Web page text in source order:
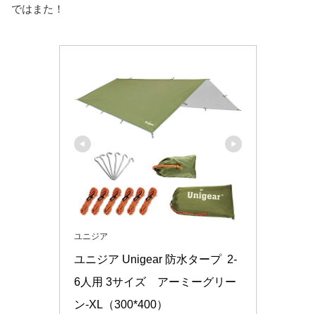
ではまた！
ユニジア
ユニジア Unigear 防水タープ  2-
6人用 3サイズ　アーミーグリー
ン-XL（300*400）